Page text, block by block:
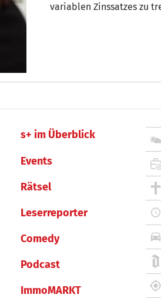
variablen Zinssatzes zu
s+ im Überblick
Events
Rätsel
Leserreporter
Comedy
Podcast
ImmoMARKT